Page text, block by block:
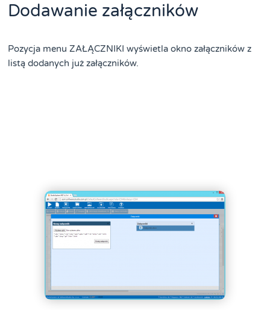
Dodawanie załączników
Pozycja menu ZAŁĄCZNIKI wyświetla okno załączników z
listą dodanych już załączników.